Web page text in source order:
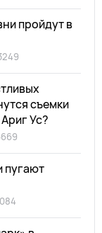
пройдут в
съемки
Ус?
пугают